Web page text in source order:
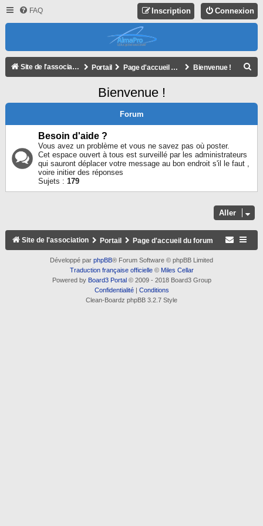
FAQ Connexion
Inscription
Site de l'association Portail Page d'accueil du forum Bienvenue !
E
R
Bienvenue !
Forum
Besoin d'aide ?
Vous avez un problème et vous ne savez pas où poster.
Cet espace ouvert à tous est surveillé par les administrateurs
qui sauront déplacer votre message au bon endroit s'il le faut ,
voire initier des réponses
Sujets : 179
Aller
Site de l'association Portail Page d'accueil du forum
Développé par phpBB® Forum Software © phpBB Limited
Traduction française officielle© Miles Cellar
Powered by Board3 Portal © 2009 - 2018 Board3 Group
Confidentialité| Conditions
Clean-Boardz phpBB 3.2.7 Style